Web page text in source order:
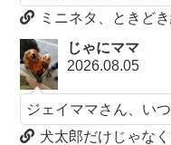
ミニネタ、ときどき
じゃにママ
2026.08.05
ジェイママさん、いつ
犬太郎だけじゃな